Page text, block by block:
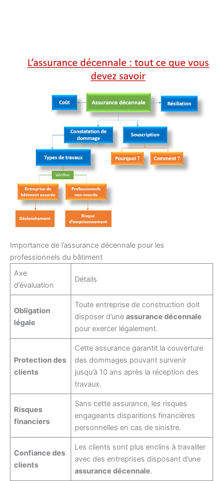
Importance de l’assurance décennale pour les
professionnels du bâtiment
Axe
d’évaluation
Détails
Obligation
légale
Toute entreprise de construction doit
disposer d’uneassurance décennale
pour exercer légalement.
Protection des
clients
Cette assurance garantit la couverture
des dommages pouvant survenir
jusqu’à 10 ans après la réception des
travaux.
Risques
financiers
Sans cette assurance, les risques
engageants disparitions financières
personnelles en cas de sinistre.
Confiance des
clients
Les clients sont plus enclins à travailler
avec des entreprises disposant d’une
assurance décennale.